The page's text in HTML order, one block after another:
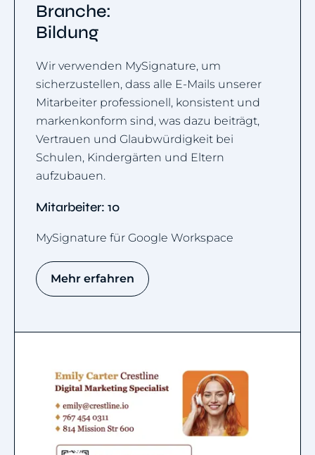
Branche:
Bildung
Wir verwenden MySignature, um
sicherzustellen, dass alle E-Mails unserer
Mitarbeiter professionell, konsistent und
markenkonform sind, was dazu beiträgt,
Vertrauen und Glaubwürdigkeit bei
Schulen, Kindergärten und Eltern
aufzubauen.
Mitarbeiter: 10
MySignature für Google Workspace
Mehr erfahren